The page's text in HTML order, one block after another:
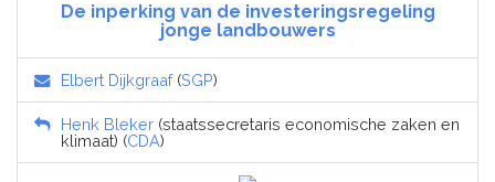
De inperking van de investeringsregeling
jonge landbouwers
Elbert Dijkgraaf(SGP)
Henk Bleker (staatssecretaris economische zaken en
klimaat) (CDA)